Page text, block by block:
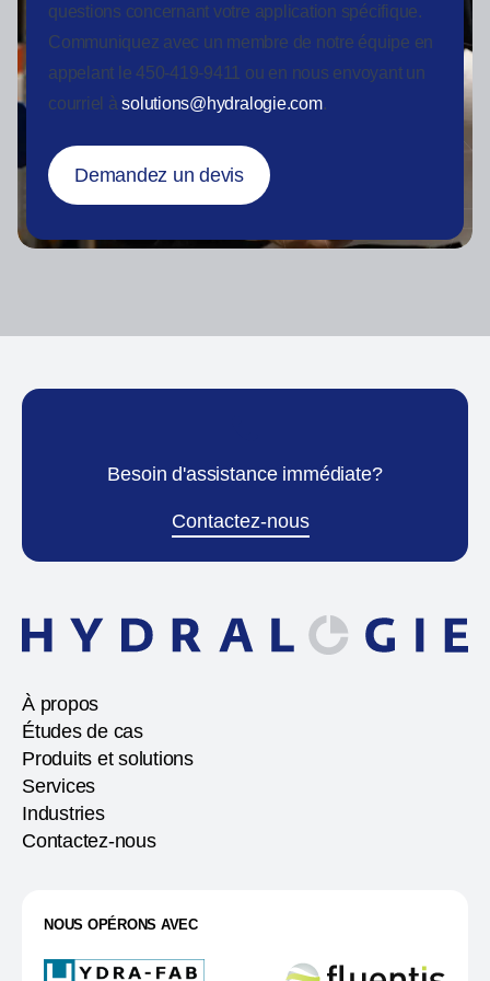
questions concernant votre application spécifique.
Communiquez avec un membre de notre équipe en
appelant le 450-419-9411 ou en nous envoyant un
courriel àsolutions@hydralogie.com.
Demandez un devis
Besoin d'assistance immédiate?
Contactez-nous
À propos
Études de cas
Produits et solutions
Services
Industries
Contactez-nous
NOUS OPÉRONS AVEC